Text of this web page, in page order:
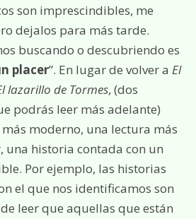
son imprescindibles, me
dejalos para más tarde.
buscando o descubriendo es
placer”. En lugar de volver a El
lazarillo de Tormes, (dos
podrás leer más adelante)
moderno, una lectura más
una historia contada con un
Por ejemplo, las historias
el que nos identificamos son
leer que aquellas que están